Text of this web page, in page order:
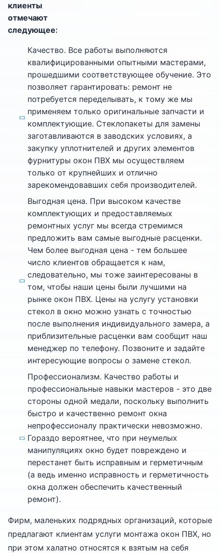
клиенты
отмечают
следующее:
Качество. Все работы выполняются
квалифицированными опытными мастерами,
прошедшими соответствующее обучение. Это
позволяет гарантировать: ремонт не
потребуется переделывать, к тому же мы
применяем только оригинальные запчасти и
комплектующие. Стеклопакеты для замены
заготавливаются в заводских условиях, а
закупку уплотнителей и других элементов
фурнитуры окон ПВХ мы осуществляем
только от крупнейших и отлично
зарекомендовавших себя производителей.
Выгодная цена. При высоком качестве
комплектующих и предоставляемых
ремонтных услуг мы всегда стремимся
предложить вам самые выгодные расценки.
Чем более выгодная цена - тем большее
число клиентов обращается к нам,
следовательно, мы тоже заинтересованы в
том, чтобы наши цены были лучшими на
рынке окон ПВХ. Цены на услугу установки
стекол в окно можно узнать с точностью
после выполнения индивидуального замера, а
приблизительные расценки вам сообщит наш
менеджер по телефону. Позвоните и задайте
интересующие вопросы о замене стекол.
Профессионализм. Качество работы и
профессиональные навыки мастеров - это две
стороны одной медали, поскольку выполнить
быстро и качественно ремонт окна
непрофессионалу практически невозможно.
Гораздо вероятнее, что при неумелых
манипуляциях окно будет повреждено и
перестанет быть исправным и герметичным
(а ведь именно исправность и герметичность
окна должен обеспечить качественный
ремонт).
Фирм, маленьких подрядных организаций, которые
предлагают клиентам услуги монтажа окон ПВХ, но
при этом халатно относятся к взятым на себя